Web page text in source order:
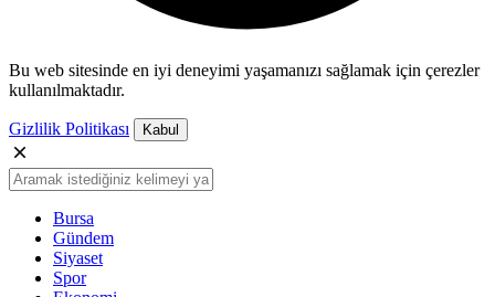
Bu web sitesinde en iyi deneyimi yaşamanızı sağlamak için çerezler
kullanılmaktadır.
Gizlilik Politikası Kabul
Bursa
Gündem
Siyaset
Spor